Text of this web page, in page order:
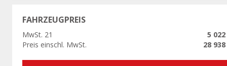
FAHRZEUGPREIS
MwSt. 21
5 022
Preis einschl. MwSt.
28 938